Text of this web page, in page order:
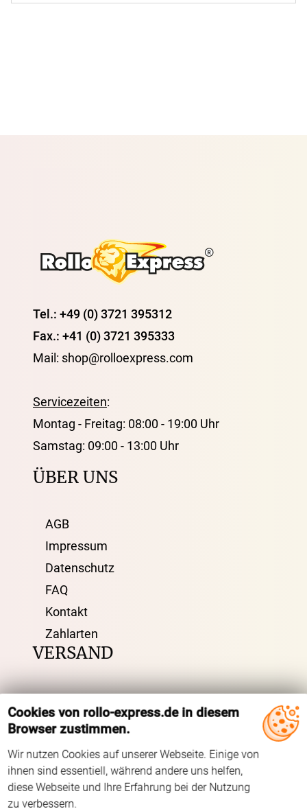
Cookies von rollo-express.de in diesem
Browser zustimmen.
Wir nutzen Cookies auf unserer Webseite. Einige von
ihnen sind essentiell, während andere uns helfen,
diese Webseite und Ihre Erfahrung bei der Nutzung
zu verbessern.
Tel.: +49 (0) 3721 395312
Fax.: +41 (0) 3721 395333
Mail: shop@rolloexpress.com
Servicezeiten:
Montag - Freitag: 08:00 - 19:00 Uhr
Samstag: 09:00 - 13:00 Uhr
ÜBER UNS
AGB
Impressum
Datenschutz
FAQ
Kontakt
Zahlarten
VERSAND
Versandinformation
Widerruf